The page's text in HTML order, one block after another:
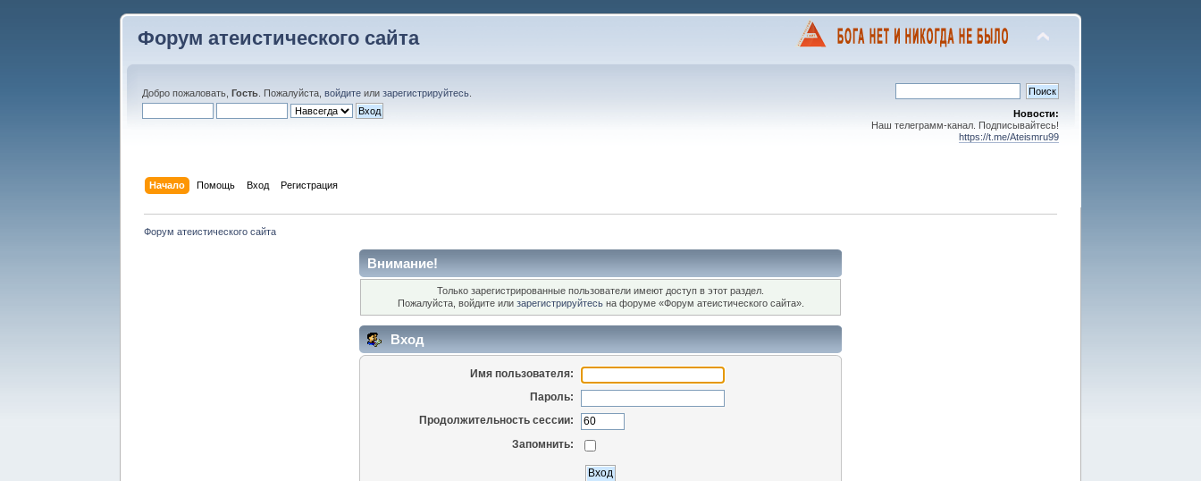
Форум атеистического сайта
Добро пожаловать,Гость . Пожалуйста,войдите илизарегистрируйтесь
Новости:
Наш телеграмм-канал. Подписывайтесь!
https://t.me/Ateismru99
Начало Помощь Вход Регистрация
Форум атеистического сайта
Внимание!
Только зарегистрированные пользователи имеют доступ в этот раздел.
Пожалуйста, войдите или зарегистрируйтесьна форуме «Форум атеистического сайта».
Вход
Имя пользователя:
Пароль:
Продолжительность сессии:
Запомнить: